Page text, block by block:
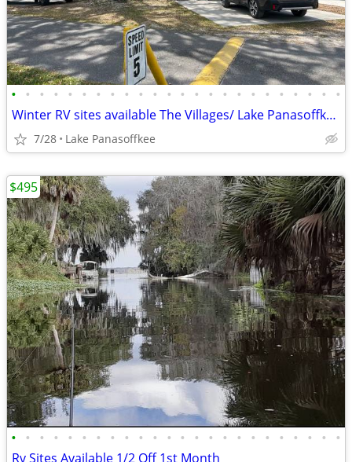
• • • • • • • • • • • • • • • • • • • • • • • •
Winter RV sites available The Villages/ Lake Panasoffkee FL
7/28 Lake Panasoffkee
• • • • • • • • • • • • • • • • • • • • • • • •
Rv Sites Available 1/2 Off 1st Month
$495